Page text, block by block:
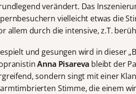
verändert. Das
vielleicht etwas die
allem durch die intensive, z.T.
und gesungen wird in dieser
Anna Pisareva bleibt der
sondern singt mit einer
Stimme, die einem